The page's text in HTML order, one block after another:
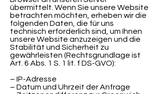
übermittelt. Wenn Sie unsere Website
betrachten möchten, erheben wir die
folgenden Daten, die für uns
technisch erforderlich sind, um Ihnen
unsere Website anzuzeigen und die
Stabilität und Sicherheit zu
gewährleisten (Rechtsgrundlage ist
Art. 6 Abs. 1 S. 1 lit. f DS-GVO):
– IP-Adresse
– Datum und Uhrzeit der Anfrage